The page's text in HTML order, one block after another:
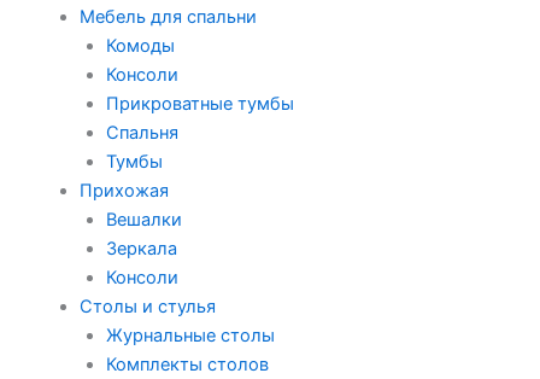
Мебель для спальни
Комоды
Консоли
Прикроватные тумбы
Спальня
Тумбы
Прихожая
Вешалки
Зеркала
Консоли
Столы и стулья
Журнальные столы
Комплекты столов